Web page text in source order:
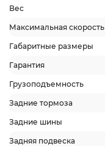
Вес
Максимальная скорость
Габаритные размеры
Гарантия
Грузоподъемность
Задние тормоза
Задние шины
Задняя подвеска